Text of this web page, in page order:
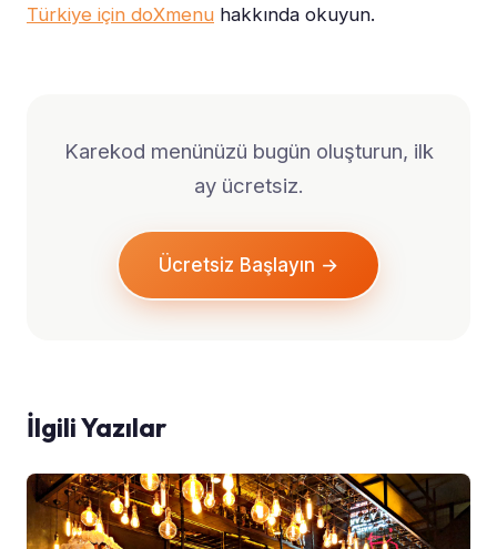
Türkiye için doXmenu hakkında okuyun.
Karekod menünüzü bugün oluşturun, ilk
ay ücretsiz.
Ücretsiz Başlayın →
İlgili Yazılar